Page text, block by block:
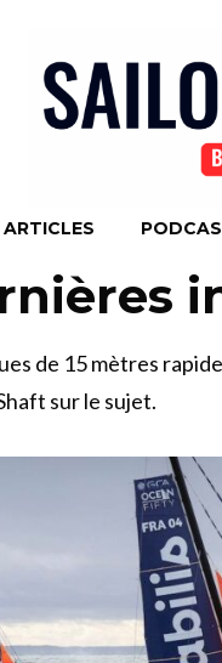
ARTICLES
de 15 mètres
sur le sujet.